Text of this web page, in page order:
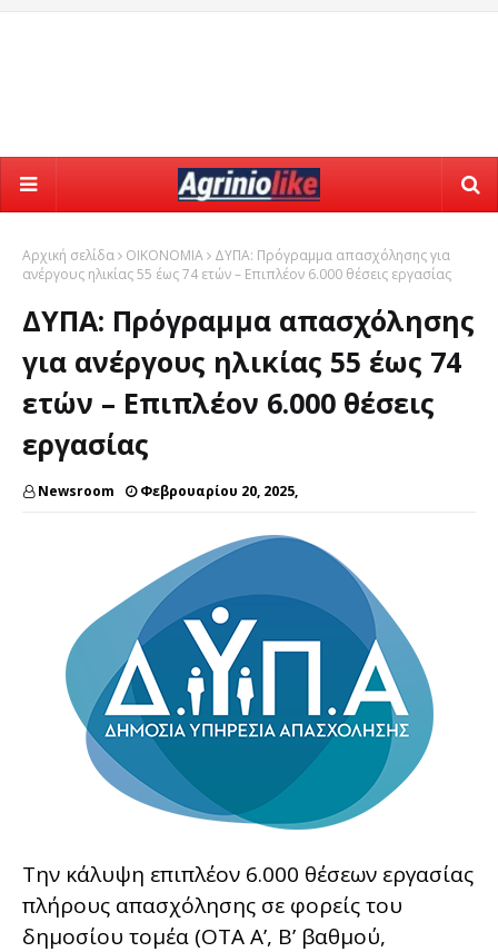
Αρχική σελίδα ΟΙΚΟΝΟΜΙΑ
ΔΥΠΑ: Πρόγραμμα απασχόλησης για
ανέργους ηλικίας 55 έως 74 ετών – Επιπλέον 6.000 θέσεις εργασίας
ΔΥΠΑ: Πρόγραμμα απασχόλησης
για ανέργους ηλικίας 55 έως 74
ετών – Επιπλέον 6.000 θέσεις
εργασίας
Newsroom Φεβρουαρίου 20, 2025,
Την κάλυψη επιπλέον 6.000 θέσεων εργασίας
πλήρους απασχόλησης σε φορείς του
δημοσίου τομέα (ΟΤΑ Α’, Β’ βαθμού,